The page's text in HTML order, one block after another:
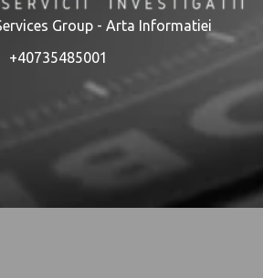
Group - Arta Informatiei
+40735485001